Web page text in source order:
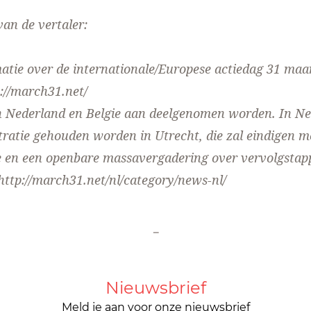
de vertaler:
over de internationale/Europese actiedag 31
march31.net/
en Belgie aan deelgenomen worden. In
gehouden worden in Utrecht, die zal eindigen
een openbare massavergadering over
march31.net/nl/category/news-nl/
-
Nieuwsbrief
Meld je aan voor onze nieuwsbrief